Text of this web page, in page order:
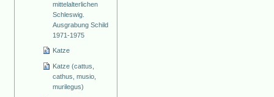
mittelalterlichen
Schleswig.
Ausgrabung Schild
1971-1975
Katze
Katze (cattus,
cathus, musio,
murilegus)